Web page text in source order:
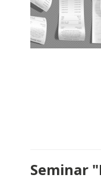
Seminar